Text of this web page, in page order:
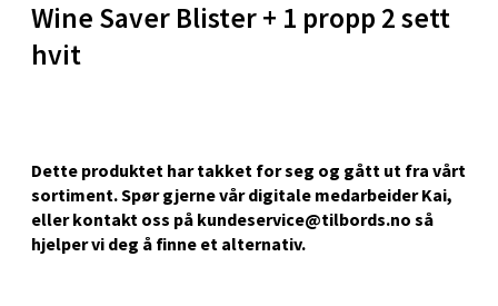
Wine Saver Blister + 1 propp 2 sett
hvit
Dette produktet har takket for seg og gått ut fra vårt
sortiment. Spør gjerne vår digitale medarbeider Kai,
eller kontakt oss på kundeservice@tilbords.no så
hjelper vi deg å ﬁnne et alternativ.
Stavanger og Sandnes - Kilden
Senter
Gartnerveien 16, 4016 Stavanger